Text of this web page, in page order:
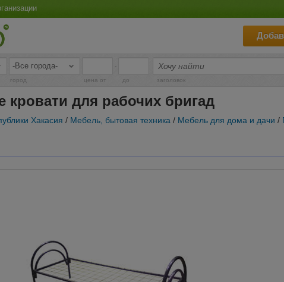
-
город цена от до заголовок
кровати для рабочих бригад
Хакасия / Мебель, бытовая техника / Мебель для дома и дачи /